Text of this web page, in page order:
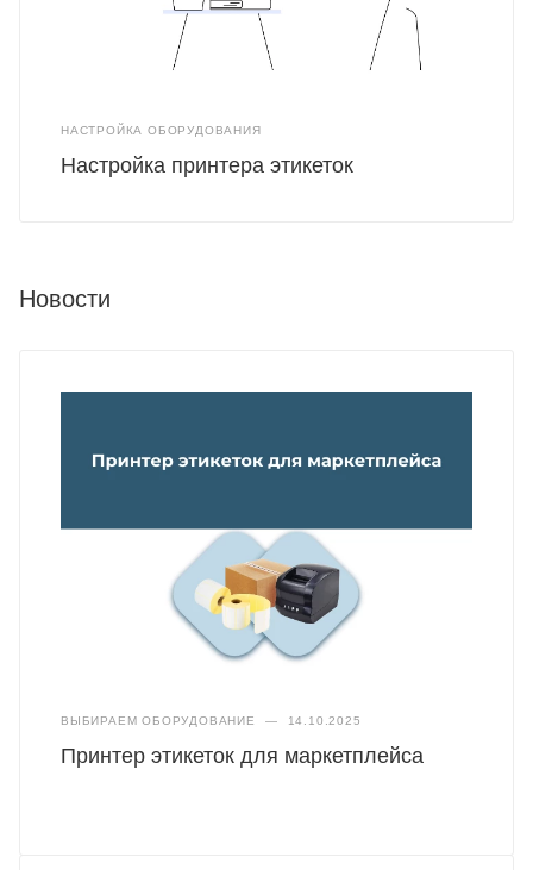
НАСТРОЙКА ОБОРУДОВАНИЯ
Настройка принтера этикеток
Новости
ВЫБИРАЕМ ОБОРУДОВАНИЕ — 14.10.2025
Принтер этикеток для маркетплейса